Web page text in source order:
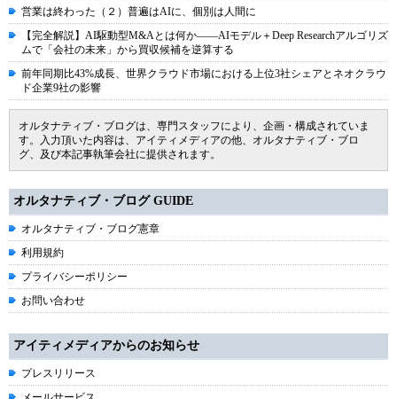
営業は終わった（２）普遍はAIに、個別は人間に
【完全解説】AI駆動型M&Aとは何か――AIモデル＋Deep Researchアルゴリズ
ムで「会社の未来」から買収候補を逆算する
前年同期比43%成長、世界クラウド市場における上位3社シェアとネオクラウ
ド企業9社の影響
オルタナティブ・ブログは、専門スタッフにより、企画・構成されていま
す。入力頂いた内容は、アイティメディアの他、オルタナティブ・ブロ
グ、及び本記事執筆会社に提供されます。
オルタナティブ・ブログ GUIDE
オルタナティブ・ブログ憲章
利用規約
プライバシーポリシー
お問い合わせ
アイティメディアからのお知らせ
プレスリリース